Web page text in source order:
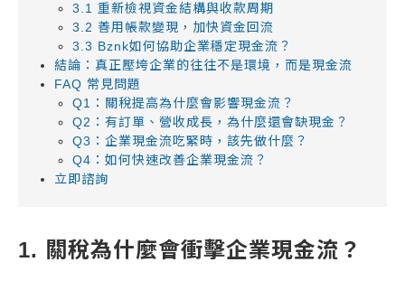
3.1 重新檢視資金結構與收款周期
3.2 善用帳款變現，加快資金回流
3.3 Bznk如何協助企業穩定現金流？
結論：真正壓垮企業的往往不是環境，而是現金流
FAQ 常見問題
Q1：關稅提高為什麼會影響現金流？
Q2：有訂單、營收成長，為什麼還會缺現金？
Q3：企業現金流吃緊時，該先做什麼？
Q4：如何快速改善企業現金流？
立即諮詢
1. 關稅為什麼會衝擊企業現金流？